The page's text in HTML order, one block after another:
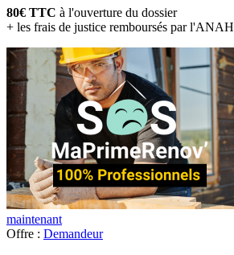
80€ TTC à l'ouverture du dossier
+ les frais de justice remboursés par l'ANAH
maintenant
Offre : Demandeur